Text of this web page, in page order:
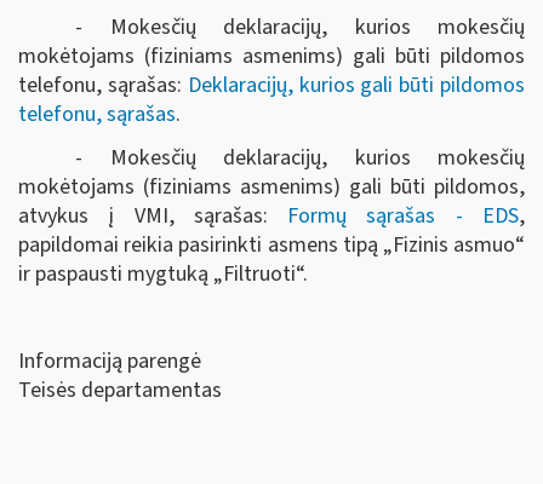
- Mokesčių deklaracijų, kurios mokesčių
mokėtojams (fiziniams asmenims) gali būti pildomos
telefonu, sąrašas: Deklaracijų, kurios gali būti pildomos
telefonu, sąrašas.
- Mokesčių deklaracijų, kurios mokesčių
mokėtojams (fiziniams asmenims) gali būti pildomos,
atvykus į VMI, sąrašas: Formų sąrašas - EDS,
papildomai reikia pasirinkti asmens tipą „Fizinis asmuo“
ir paspausti mygtuką „Filtruoti“.
Informaciją parengė
Teisės departamentas